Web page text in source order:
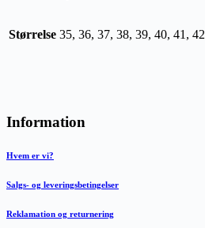
Størrelse 35, 36, 37, 38, 39, 40, 41, 42
Information
Hvem er vi?
Salgs- og leveringsbetingelser
Reklamation og returnering